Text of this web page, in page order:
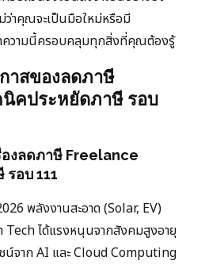
ว่าคุณจะเป็นมือใหม่หรือมี
วามนี้ครอบคลุมทุกสิ่งที่คุณต้องรู้
าสของลดภาษี
คประหยัดภาษี รอบ
งลดภาษี Freelance
อบ 111
พลังงานสะอาด (Solar, EV)
Tech ได้แรงหนุนจากสังคมสูงอายุ
น์จาก AI และ Cloud Computing